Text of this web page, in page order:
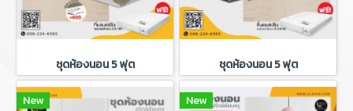
ชุดห้องนอน 5 ฟุต ชุดห้องนอน 5 ฟุต
New New